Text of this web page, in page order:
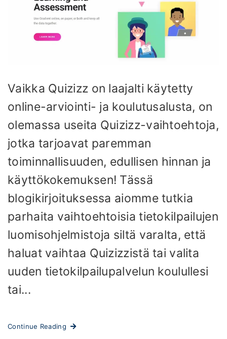
Vaikka Quizizz on laajalti käytetty
online-arviointi- ja koulutusalusta, on
olemassa useita Quizizz-vaihtoehtoja,
jotka tarjoavat paremman
toiminnallisuuden, edullisen hinnan ja
käyttökokemuksen! Tässä
blogikirjoituksessa aiomme tutkia
parhaita vaihtoehtoisia tietokilpailujen
luomisohjelmistoja siltä varalta, että
haluat vaihtaa Quizizzistä tai valita
uuden tietokilpailupalvelun koulullesi
tai...
Continue Reading